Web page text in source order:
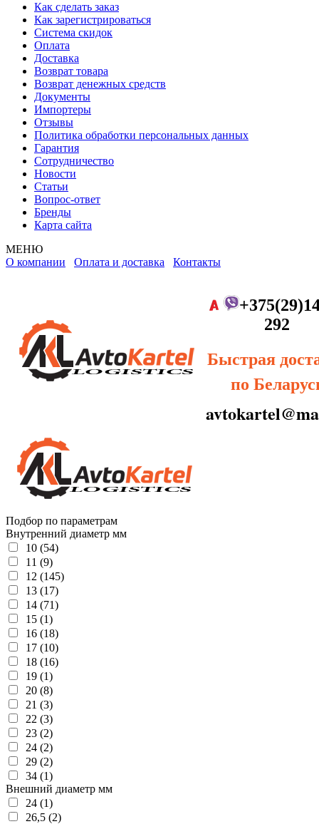
Как сделать заказ
Как зарегистрироваться
Система скидок
Оплата
Доставка
Возврат товара
Возврат денежных средств
Документы
Импортеры
Отзывы
Политика обработки персональных данных
Гарантия
Сотрудничество
Новости
Статьи
Вопрос-ответ
Бренды
Карта сайта
МЕНЮ
О компании Оплата и доставка Контакты
292
Быстрая
по
Подбор по параметрам
Внутренний диаметр мм
10 (54)
11 (9)
12 (145)
13 (17)
14 (71)
15 (1)
16 (18)
17 (10)
18 (16)
19 (1)
20 (8)
21 (3)
22 (3)
23 (2)
24 (2)
29 (2)
34 (1)
Внешний диаметр мм
24 (1)
26,5 (2)